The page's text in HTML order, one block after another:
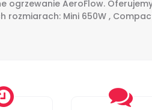
ogrzewanie AeroFlow.
Mini 650W , Compact